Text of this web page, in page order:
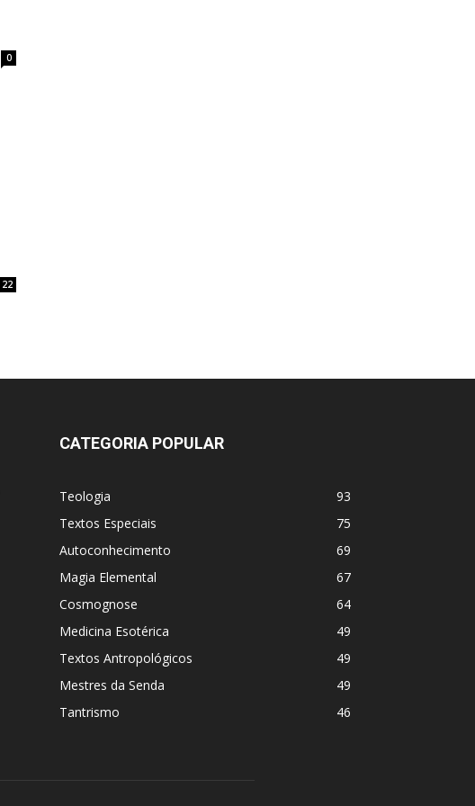
0
22
CATEGORIA POPULAR
Teologia
93
Textos Especiais
75
Autoconhecimento
69
Magia Elemental
67
Cosmognose
64
Medicina Esotérica
49
Textos Antropológicos
49
Mestres da Senda
49
Tantrismo
46